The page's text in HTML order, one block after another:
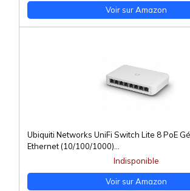
Voir sur Amazon
Ubiquiti Networks UniFi Switch Lite 8 PoE
Ethernet (10/100/1000)...
Indisponible
Voir sur Amazon